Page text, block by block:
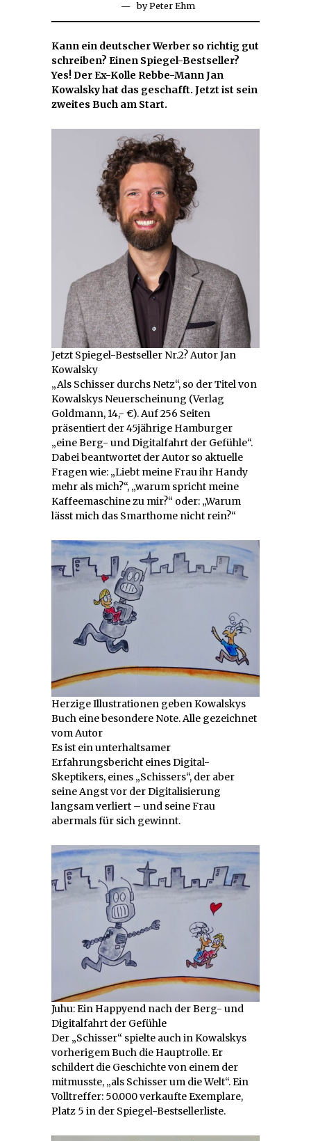
26,
2021
byPeter Ehm
Kann ein deutscher Werber so richtig gut
schreiben? Einen Spiegel-Bestseller?
Yes! Der Ex-Kolle Rebbe-Mann Jan
Kowalsky hat das geschafft. Jetzt ist sein
zweites Buch am Start.
Jetzt Spiegel-Bestseller Nr.2? Autor Jan
Kowalsky
„Als Schisser durchs Netz“, so der Titel von
Kowalskys Neuerscheinung (Verlag
Goldmann, 14,- €). Auf 256 Seiten
präsentiert der 45jährige Hamburger
„eine Berg- und Digitalfahrt der Gefühle“.
Dabei beantwortet der Autor so aktuelle
Fragen wie: „Liebt meine Frau ihr Handy
mehr als mich?“, „warum spricht meine
Kaffeemaschine zu mir?“ oder: „Warum
lässt mich das Smarthome nicht rein?“
Herzige Illustrationen geben Kowalskys
Buch eine besondere Note. Alle gezeichnet
vom Autor
Es ist ein unterhaltsamer
Erfahrungsbericht eines Digital-
Skeptikers, eines „Schissers“, der aber
seine Angst vor der Digitalisierung
langsam verliert – und seine Frau
abermals für sich gewinnt.
Juhu: Ein Happyend nach der Berg- und
Digitalfahrt der Gefühle
Der „Schisser“ spielte auch in Kowalskys
vorherigem Buch die Hauptrolle. Er
schildert die Geschichte von einem der
mitmusste, „als Schisser um die Welt“. Ein
Volltreffer: 50.000 verkaufte Exemplare,
Platz 5 in der Spiegel-Bestsellerliste.